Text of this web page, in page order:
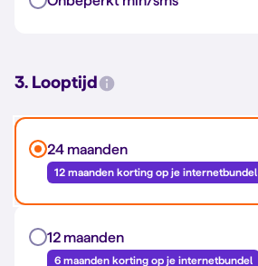
3. Looptijd
24 maanden
12 maanden korting op je internetbundel
12 maanden
6 maanden korting op je internetbundel